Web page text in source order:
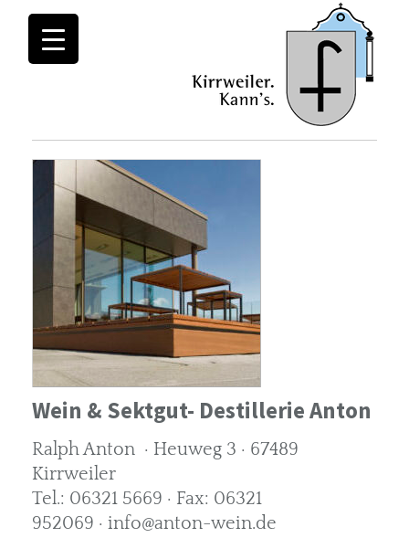
Wein & Sektgut- Destillerie Anton
Ralph Anton · Heuweg 3 · 67489
Kirrweiler
Tel.: 06321 5669 · Fax: 06321
952069 · info@anton-wein.de